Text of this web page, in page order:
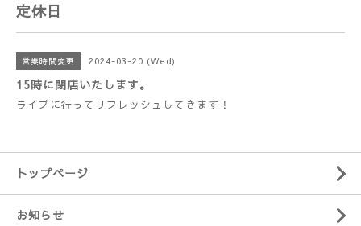
定休日
営業時間変更 2024-03-20 (Wed)
15時に閉店いたします。
ライブに行ってリフレッシュしてきます！
トップページ
お知らせ